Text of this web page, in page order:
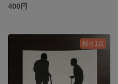
400円
残り1点